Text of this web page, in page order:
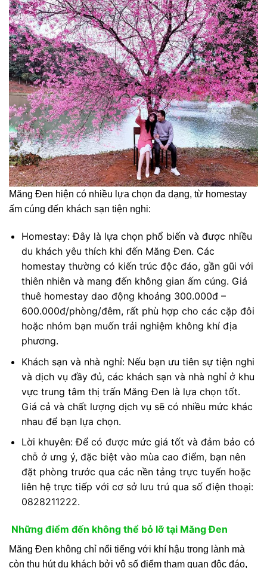
Măng Đen hiện có nhiều lựa chọn đa dạng, từ homestay
ấm cúng đến khách sạn tiện nghi:
Homestay: Đây là lựa chọn phổ biến và được nhiều
du khách yêu thích khi đến Măng Đen. Các
homestay thường có kiến trúc độc đáo, gần gũi với
thiên nhiên và mang đến không gian ấm cúng. Giá
thuê homestay dao động khoảng 300.000đ –
600.000đ/phòng/đêm, rất phù hợp cho các cặp đôi
hoặc nhóm bạn muốn trải nghiệm không khí địa
phương.
Khách sạn và nhà nghỉ: Nếu bạn ưu tiên sự tiện nghi
và dịch vụ đầy đủ, các khách sạn và nhà nghỉ ở khu
vực trung tâm thị trấn Măng Đen là lựa chọn tốt.
Giá cả và chất lượng dịch vụ sẽ có nhiều mức khác
nhau để bạn lựa chọn.
Lời khuyên: Để có được mức giá tốt và đảm bảo có
chỗ ở ưng ý, đặc biệt vào mùa cao điểm, bạn nên
đặt phòng trước qua các nền tảng trực tuyến hoặc
liên hệ trực tiếp với cơ sở lưu trú qua số điện thoại:
0828211222.
Những điểm đến không thể bỏ lỡ tại Măng Đen
Măng Đen không chỉ nổi tiếng với khí hậu trong lành mà
còn thu hút du khách bởi vô số điểm tham quan độc đáo,